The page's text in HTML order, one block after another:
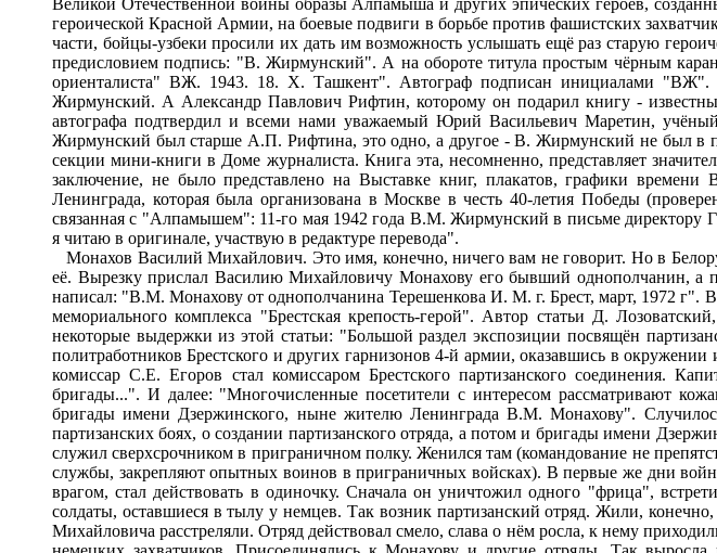
Великой Отечественной войны образы Алпамыша и других эпических героев,
героической Красной Армии, на боевые подвиги в борьбе против фашистских
части, бойцы-узбеки просили их дать им возможность услышать ещё раз старую
предисловием подпись: "В. Жирмунский". А на обороте титула простым чёрным
ориенталиста" ВЖ. 1943. 18. X. Ташкент". Автограф подписан инициалами "ВЖ".
Жирмунский. А Александр Павлович Рифтин, которому он подарил книгу -
автографа подтвердил и всеми нами уважаемый Юрий Васильевич Маретин,
Жирмунский был старше А.П. Рифтина, это одно, а другое - В. Жирмунский не был в
секции мини-книги в Доме журналиста. Книга эта, несомненно, представляет
заключение, не было представлено на Выставке книг, плакатов, графики
Ленинграда, которая была организована в Москве в честь 40-летия Победы
связанная с "Алпамышем": 11-го мая 1942 года В.М. Жирмунский в письме
я читаю в оригинале, участвую в редактуре перевода".
Монахов Василий Михайлович. Это имя, конечно, ничего вам не говорит. Но в
её. Вырезку прислал Василию Михайловичу Монахову его бывший однополчанин, а
написал: "В.М. Монахову от однополчанина Терешенкова И. М. г. Брест, март, 1972 г".
мемориального комплекса "Брестская крепость-герой". Автор статьи Д.
некоторые выдержки из этой статьи: "Большой раздел экспозиции посвящён
политработников Брестского и других гарнизонов 4-й армии, оказавшись в
комиссар С.Е. Егоров стал комиссаром Брестского партизанского соединения.
бригады...". И далее: "Многочисленные посетители с интересом рассматривают
бригады имени Дзержинского, ныне жителю Ленинграда В.М. Монахову".
партизанских боях, о создании партизанского отряда, а потом и бригады имени
служил сверхсрочником в приграничном полку. Женился там (командование не
службы, закрепляют опытных воинов в приграничных войсках). В первые же дни
врагом, стал действовать в одиночку. Сначала он уничтожил одного "фрица",
солдаты, оставшиеся в тылу у немцев. Так возник партизанский отряд. Жили,
Михайловича расстреляли. Отряд действовал смело, слава о нём росла, к нему